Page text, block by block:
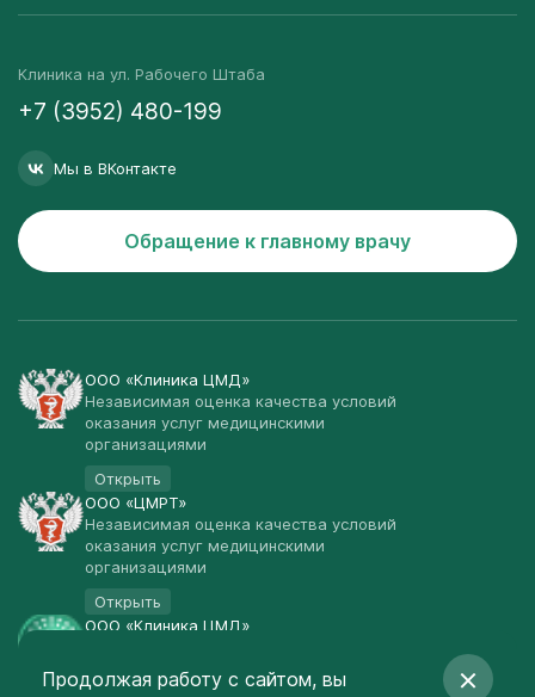
Клиника на ул. Рабочего Штаба
+7 (3952) 480-199
Мы в ВКонтакте
Обращение к главному врачу
ООО «Клиника ЦМД»
Независимая оценка качества условий
оказания услуг медицинскими
организациями
Открыть
ООО «ЦМРТ»
Независимая оценка качества условий
оказания услуг медицинскими
организациями
Открыть
ООО «Клиника ЦМД»
Открыть
Продолжая работу с сайтом, вы